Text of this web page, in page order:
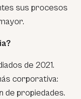
sus procesos
de 2021.
corporativa:
de propiedades.